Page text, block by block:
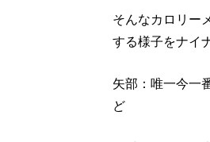
そんなカロリー
する様子をナイ
矢部：唯一今一
ど